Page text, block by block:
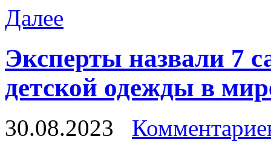
Далее
Эксперты назвали 7
детской одежды в
30.08.2023